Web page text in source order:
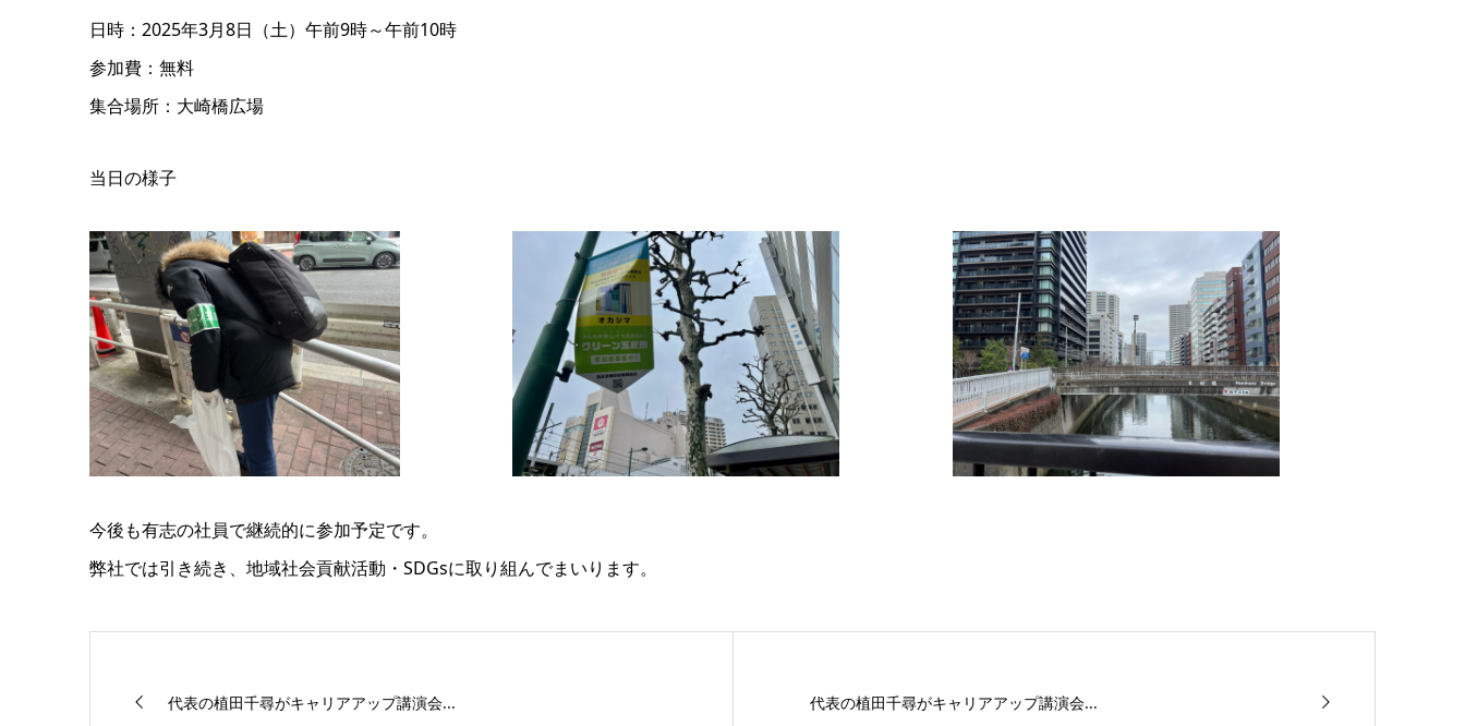
日時：2025年3月8日（土）午前9時～午前10時
参加費：無料
集合場所：大崎橋広場
当日の様子
今後も有志の社員で継続的に参加予定です。
弊社では引き続き、地域社会貢献活動・SDGsに取り組んでまいります。
代表の植田千尋がキャリアアップ講演会... 代表の植田千尋がキャリアアップ講演会...